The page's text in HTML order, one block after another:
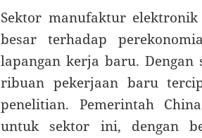
Sektor manufaktur
besar terhadap
lapangan kerja baru.
ribuan pekerjaan baru
penelitian. Pemerintah
untuk sektor ini, dengan